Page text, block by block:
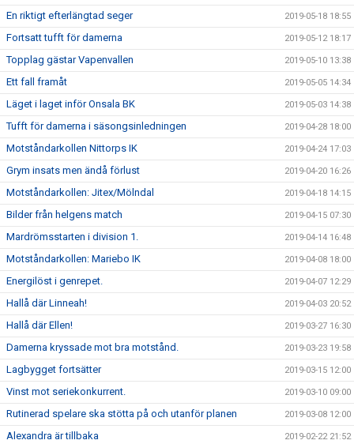
En riktigt efterlängtad seger 2019-05-18 18:55
Fortsatt tufft för damerna 2019-05-12 18:17
Topplag gästar Vapenvallen 2019-05-10 13:38
Ett fall framåt 2019-05-05 14:34
Läget i laget inför Onsala BK 2019-05-03 14:38
Tufft för damerna i säsongsinledningen 2019-04-28 18:00
Motståndarkollen Nittorps IK 2019-04-24 17:03
Grym insats men ändå förlust 2019-04-20 16:26
Motståndarkollen: Jitex/Mölndal 2019-04-18 14:15
Bilder från helgens match 2019-04-15 07:30
Mardrömsstarten i division 1. 2019-04-14 16:48
Motståndarkollen: Mariebo IK 2019-04-08 18:00
Energilöst i genrepet. 2019-04-07 12:29
Hallå där Linneah! 2019-04-03 20:52
Hallå där Ellen! 2019-03-27 16:30
Damerna kryssade mot bra motstånd. 2019-03-23 19:58
Lagbygget fortsätter 2019-03-15 12:00
Vinst mot seriekonkurrent. 2019-03-10 09:00
Rutinerad spelare ska stötta på och utanför planen 2019-03-08 12:00
Alexandra är tillbaka 2019-02-22 21:52